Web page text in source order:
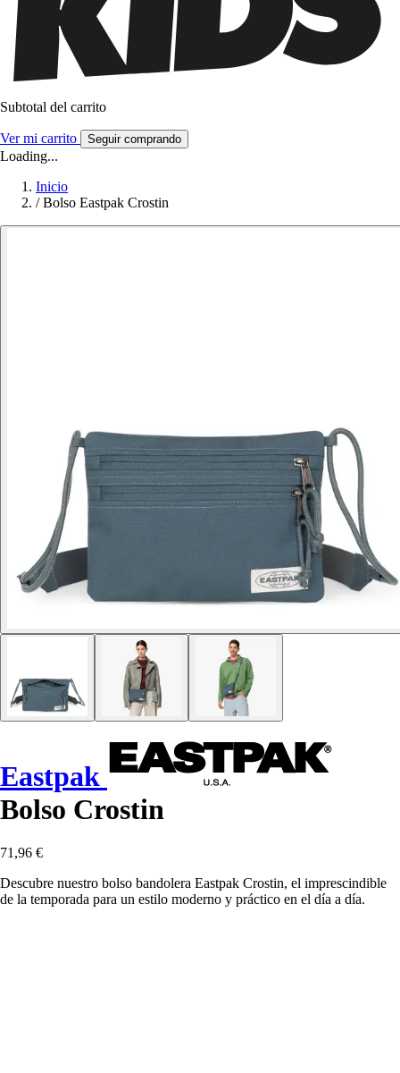
Subtotal del carrito
Ver mi carrito Seguir comprando
Loading...
Inicio
/ Bolso Eastpak Crostin
Eastpak
Bolso Crostin
71,96 €
Descubre nuestro bolso bandolera Eastpak Crostin, el imprescindible
de la temporada para un estilo moderno y práctico en el día a día.